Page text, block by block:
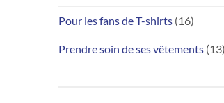
Pour les fans de T-shirts (16)
Prendre soin de ses vêtements (13)